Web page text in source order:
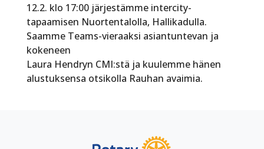
12.2. klo 17:00 järjestämme intercity-
tapaamisen Nuortentalolla, Hallikadulla.
Saamme Teams-vieraaksi asiantuntevan ja
kokeneen
Laura Hendryn CMI:stä ja kuulemme hänen
alustuksensa otsikolla Rauhan avaimia.